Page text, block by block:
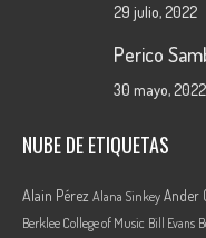
29 julio, 2022
Perico
30 mayo, 2022
NUBE DE ETIQUETAS
Alain Pérez Alana SinkeyAnder
Berklee College of Music Bill Evans